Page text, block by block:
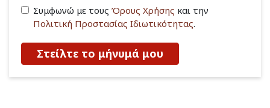
Συμφωνώ με τους Όρους Χρήσης και την
Πολιτική Προστασίας Ιδιωτικότητας.
Στείλτε το μήνυμά μου